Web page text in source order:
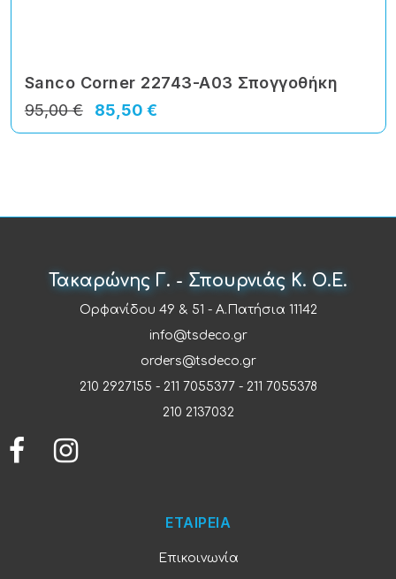
Sanco Corner 22743-A03 Σπογγοθήκη
85,50 €
95,00 €
Τακαρώνης Γ. - Σπουρνιάς Κ. Ο.Ε.
Ορφανίδου 49 & 51 - Α.Πατήσια 11142
info@tsdeco.gr
orders@tsdeco.gr
210 2927155 - 211 7055377- 211 7055378
210 2137032
ΕΤΑΙΡΕΙΑ
Επικοινωνία